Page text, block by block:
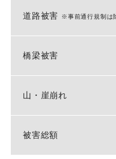
道路被害 ※事前通行規制は
橋梁被害
山・崖崩れ
被害総額